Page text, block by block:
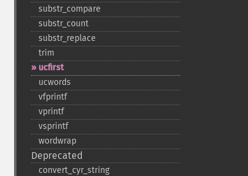
substr_​compare
substr_​count
substr_​replace
trim
ucfirst
ucwords
vfprintf
vprintf
vsprintf
wordwrap
Deprecated
convert_​cyr_​string